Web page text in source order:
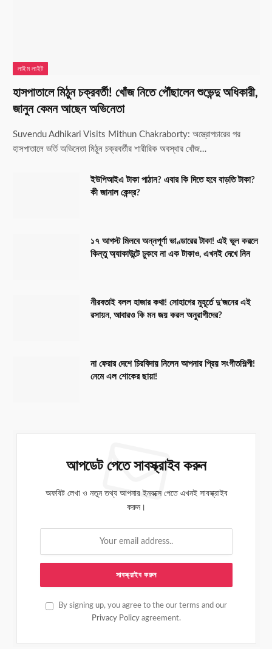
লাইম লাইট
হাসপাতালে মিঠুন চক্রবর্তী! খোঁজ নিতে পৌঁছালেন শুভেন্দু অধিকারী,
জানুন কেমন আছেন অভিনেতা
Suvendu Adhikari Visits Mithun Chakraborty: অস্ত্রোপচারের পর
হাসপাতালে ভর্তি অভিনেতা মিঠুন চক্রবর্তীর শারীরিক অবস্থার খোঁজ…
ইউপিআইএ টাকা পাঠান? এবার কি দিতে হবে বাড়তি টাকা?
কী জানাল কেন্দ্র?
১৭ আগস্ট মিলবে অন্নপূর্ণা ভাণ্ডারের টাকা! এই ভুল করলে
কিন্তু অ্যাকাউন্টে ঢুকবে না এক টাকাও, এখনই দেখে নিন
নীরবতাই বলল হাজার কথা! সোহাগের মুহূর্তে দু’জনের এই
রসায়ন, আবারও কি মন জয় করল অনুরাগীদের?
না ফেরার দেশে চিরবিদায় নিলেন আপনার প্রিয় সংগীতশিল্পী!
নেমে এল শোকের ছায়া!
আপডেট পেতে সাবস্ক্রাইব করুন
অফবিট লেখা ও নতুন তথ্য আপনার ইনবক্সে পেতে এখনই সাবস্ক্রাইব
করুন।
By signing up, you agree to the our terms and our
Privacy Policy agreement.